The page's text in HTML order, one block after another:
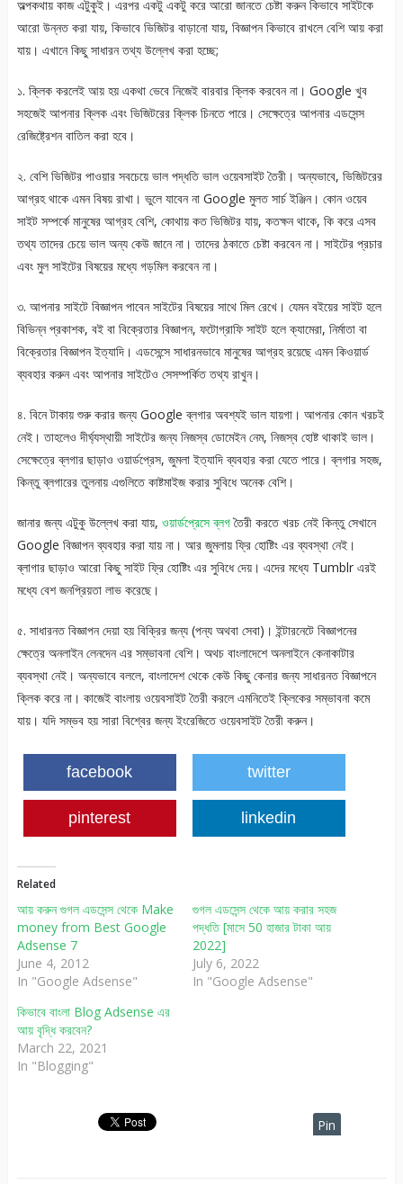
অল্পকথায় কাজ এটুকুই। এরপর একটু একটু করে আরো জানতে চেষ্টা করুন কিভাবে সাইটকে
আরো উন্নত করা যায়, কিভাবে ভিজিটর বাড়ানো যায়, বিজ্ঞাপন কিভাবে রাখলে বেশি আয় করা
যায়। এখানে কিছু সাধারন তথ্য উল্লেখ করা হচ্ছে;
১. ক্লিক করলেই আয় হয় একথা ভেবে নিজেই বারবার ক্লিক করবেন না। Google খুব
সহজেই আপনার ক্লিক এবং ভিজিটরের ক্লিক চিনতে পারে। সেক্ষেত্রে আপনার এডসেন্স
রেজিষ্ট্রেশন বাতিল করা হবে।
২. বেশি ভিজিটর পাওয়ার সবচেয়ে ভাল পদ্ধতি ভাল ওয়েবসাইট তৈরী। অন্যভাবে, ভিজিটরের
আগ্রহ থাকে এমন বিষয় রাখা। ভুলে যাবেন না Google মুলত সার্চ ইঞ্জিন। কোন ওয়েব
সাইট সম্পর্কে মানুষের আগ্রহ বেশি, কোথায় কত ভিজিটর যায়, কতক্ষন থাকে, কি করে এসব
তথ্য তাদের চেয়ে ভাল অন্য কেউ জানে না। তাদের ঠকাতে চেষ্টা করবেন না। সাইটের প্রচার
এবং মুল সাইটের বিষয়ের মধ্যে গড়মিল করবেন না।
৩. আপনার সাইটে বিজ্ঞাপন পাবেন সাইটের বিষয়ের সাথে মিল রেখে। যেমন বইয়ের সাইট হলে
বিভিন্ন প্রকাশক, বই বা বিক্রেতার বিজ্ঞাপন, ফটোগ্রাফি সাইট হলে ক্যামেরা, নির্মাতা বা
বিক্রেতার বিজ্ঞাপন ইত্যাদি। এডসেন্সে সাধারনভাবে মানুষের আগ্রহ রয়েছে এমন কিওয়ার্ড
ব্যবহার করুন এবং আপনার সাইটেও সেসম্পর্কিত তথ্য রাখুন।
৪. বিনে টাকায় শুরু করার জন্য Google ব্লগার অবশ্যই ভাল যায়গা। আপনার কোন খরচই
নেই। তাহলেও দীর্ঘ্যস্থায়ী সাইটের জন্য নিজস্ব ডোমেইন নেম, নিজস্ব হোষ্ট থাকাই ভাল।
সেক্ষেত্রে ব্লগার ছাড়াও ওয়ার্ডপ্রেস, জুমলা ইত্যাদি ব্যবহার করা যেতে পারে। ব্লগার সহজ,
কিন্তু ব্লগারের তুলনায় এগুলিতে কাষ্টমাইজ করার সুবিধে অনেক বেশি।
জানার জন্য এটুকু উল্লেখ করা যায়, ওয়ার্ডপ্রেসে ব্লগতৈরী করতে খরচ নেই কিন্তু সেখানে
Google বিজ্ঞাপন ব্যবহার করা যায় না। আর জুমলায় ফ্রি হোষ্টিং এর ব্যবস্থা নেই।
ব্লাগার ছাড়াও আরো কিছু সাইট ফ্রি হোষ্টিং এর সুবিধে দেয়। এদের মধ্যে Tumblr এরই
মধ্যে বেশ জনপ্রিয়তা লাভ করেছে।
৫. সাধারনত বিজ্ঞাপন দেয়া হয় বিক্রির জন্য (পন্য অথবা সেবা)। ইন্টারনেটে বিজ্ঞাপনের
ক্ষেত্রে অনলাইন লেনদেন এর সম্ভাবনা বেশি। অথচ বাংলাদেশে অনলাইনে কেনাকাটার
ব্যবস্থা নেই। অন্যভাবে বললে, বাংলাদেশ থেকে কেউ কিছু কেনার জন্য সাধারনত বিজ্ঞাপনে
ক্লিক করে না। কাজেই বাংলায় ওয়েবসাইট তৈরী করলে এমনিতেই ক্লিকের সম্ভাবনা কমে
যায়। যদি সম্ভব হয় সারা বিশ্বের জন্য ইংরেজিতে ওয়েবসাইট তৈরী করুন।
facebook twitter
pinterest linkedin
Related
আয় করুন গুগল এডসেন্স থেকে Make
money from Best Google
Adsense 7
June 4, 2012
In "Google Adsense"
গুগল এডসেন্স থেকে আয় করার সহজ
পদ্ধতি [মাসে 50 হাজার টাকা আয়
2022]
July 6, 2022
In "Google Adsense"
কিভাবে বাংলা Blog Adsense এর
আয় বৃদ্ধি করবেন?
March 22, 2021
In "Blogging"
Pin